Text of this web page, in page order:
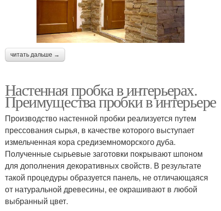
читать дальше →
Настенная пробка в интерьерах.
Преимущества пробки в интерьере
Производство настенной пробки реализуется путем
прессования сырья, в качестве которого выступает
измельченная кора средиземноморского дуба.
Полученные сырьевые заготовки покрывают шпоном
для дополнения декоративных свойств. В результате
такой процедуры образуется панель, не отличающаяся
от натуральной древесины, ее окрашивают в любой
выбранный цвет.